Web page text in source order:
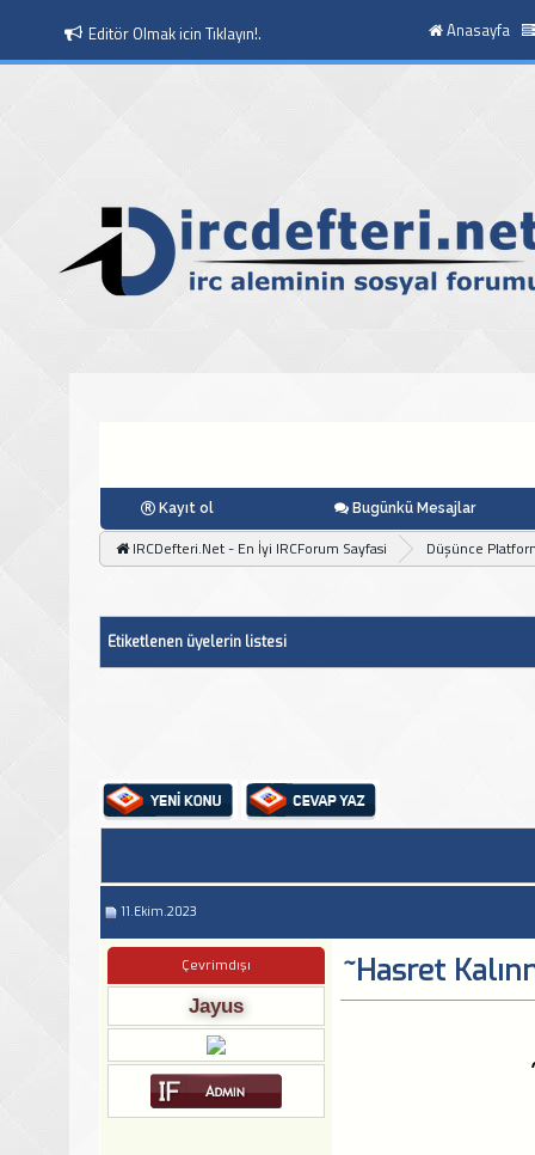
Moderatör Olmak icin Tıklayın!. Anasayfa
Kayıt ol Bugünkü Mesajlar
IRCDefteri.Net - En İyi IRCForum Sayfasi Düşünce
Etiketlenen üyelerin listesi
11.Ekim.2023
Çevrimdışı
Jayus
~Hasret